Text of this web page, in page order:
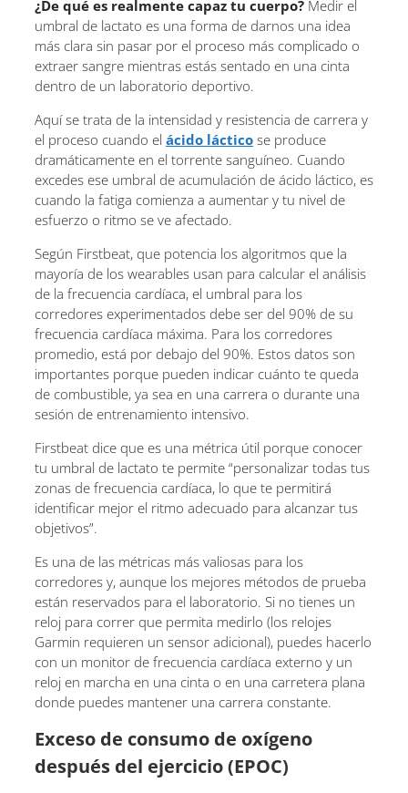
¿De qué es realmente capaz tu cuerpo? Medir el
umbral de lactato es una forma de darnos una idea
más clara sin pasar por el proceso más complicado o
extraer sangre mientras estás sentado en una cinta
dentro de un laboratorio deportivo.
Aquí se trata de la intensidad y resistencia de carrera y
el proceso cuando el ácido láctico se produce
dramáticamente en el torrente sanguíneo. Cuando
excedes ese umbral de acumulación de ácido láctico, es
cuando la fatiga comienza a aumentar y tu nivel de
esfuerzo o ritmo se ve afectado.
Según Firstbeat, que potencia los algoritmos que la
mayoría de los wearables usan para calcular el análisis
de la frecuencia cardíaca, el umbral para los
corredores experimentados debe ser del 90% de su
frecuencia cardíaca máxima. Para los corredores
promedio, está por debajo del 90%. Estos datos son
importantes porque pueden indicar cuánto te queda
de combustible, ya sea en una carrera o durante una
sesión de entrenamiento intensivo.
Firstbeat dice que es una métrica útil porque conocer
tu umbral de lactato te permite “personalizar todas tus
zonas de frecuencia cardíaca, lo que te permitirá
identificar mejor el ritmo adecuado para alcanzar tus
objetivos”.
Es una de las métricas más valiosas para los
corredores y, aunque los mejores métodos de prueba
están reservados para el laboratorio. Si no tienes un
reloj para correr que permita medirlo (los relojes
Garmin requieren un sensor adicional), puedes hacerlo
con un monitor de frecuencia cardíaca externo y un
reloj en marcha en una cinta o en una carretera plana
donde puedes mantener una carrera constante.
Exceso de consumo de oxígeno
después del ejercicio (EPOC)